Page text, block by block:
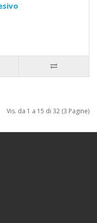
Vis. da 1 a 15 di 32 (3 Pagine)